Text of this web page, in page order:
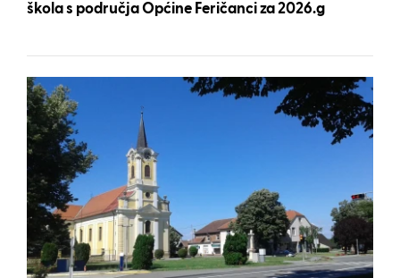
škola s područja Općine Feričanci za 2026.g